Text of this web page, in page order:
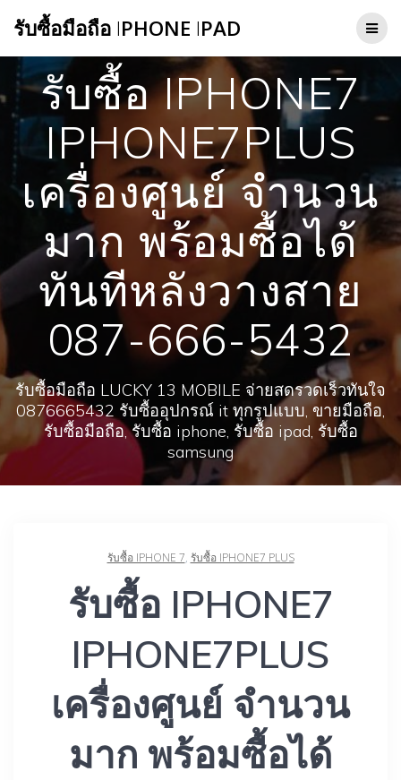
to
รับซื้อมือถือ IPHONE IPAD
รับซื้อ IPHONE7
IPHONE7PLUS
เครื่องศูนย์ จำนวน
มาก พร้อมซื้อได้
ทันทีหลังวางสาย
087-666-5432
รับซื้อมือถือ LUCKY 13 MOBILE จ่ายสดรวดเร็วทันใจ
0876665432 รับซื้ออุปกรณ์ it ทุกรูปแบบ, ขายมือถือ,
รับซื้อมือถือ, รับซื้อ iphone, รับซื้อ ipad, รับซื้อ
samsung
รับซื้อ IPHONE 7, รับซื้อ IPHONE7 PLUS
รับซื้อ IPHONE7
IPHONE7PLUS
เครื่องศูนย์ จำนวน
มาก พร้อมซื้อได้